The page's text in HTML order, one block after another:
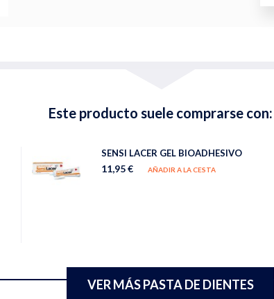
Este producto suele comprarse con:
SENSI LACER GEL BIOADHESIVO
11,95 € AÑADIR A LA CESTA
VER MÁS PASTA DE DIENTES